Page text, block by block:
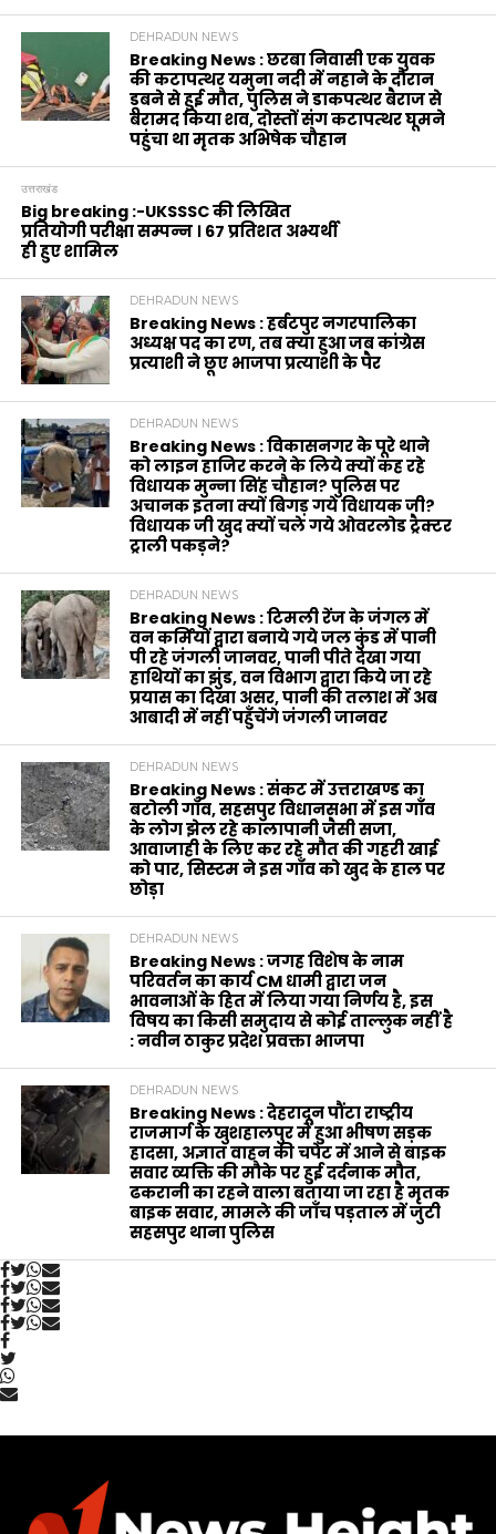
DEHRADUN NEWS
Breaking News : छरबा निवासी एक युवक
की कटापत्थर यमुना नदी में नहाने के दौरान
डूबने से हुई मौत, पुलिस ने डाकपत्थर बैराज से
बरामद किया शव, दोस्तों संग कटापत्थर घूमने
पहुंचा था मृतक अभिषेक चौहान
उत्तराखंड
Big breaking :-UKSSSC की लिखित
प्रतियोगी परीक्षा सम्पन्न । 67 प्रतिशत अभ्यर्थी
ही हुए शामिल
DEHRADUN NEWS
Breaking News : हर्बटपुर नगरपालिका
अध्यक्ष पद का रण, तब क्या हुआ जब कांग्रेस
प्रत्याशी ने छूए भाजपा प्रत्याशी के पैर
DEHRADUN NEWS
Breaking News : विकासनगर के पूरे थाने
को लाइन हाजिर करने के लिये क्यों कह रहे
विधायक मुन्ना सिंह चौहान? पुलिस पर
अचानक इतना क्यों बिगड़ गये विधायक जी?
विधायक जी खुद क्यों चले गये ओवरलोड ट्रैक्टर
ट्राली पकड़ने?
DEHRADUN NEWS
Breaking News : टिमली रेंज के जंगल में
वन कर्मियों द्वारा बनाये गये जल कुंड में पानी
पी रहे जंगली जानवर, पानी पीते देखा गया
हाथियों का झुंड, वन विभाग द्वारा किये जा रहे
प्रयास का दिखा असर, पानी की तलाश में अब
आबादी में नहीं पहुँचेंगे जंगली जानवर
DEHRADUN NEWS
Breaking News : संकट में उत्तराखण्ड का
बटोली गाँव, सहसपुर विधानसभा में इस गाँव
के लोग झेल रहे कालापानी जैसी सजा,
आवाजाही के लिए कर रहे मौत की गहरी खाई
को पार, सिस्टम ने इस गाँव को खुद के हाल पर
छोड़ा
DEHRADUN NEWS
Breaking News : जगह विशेष के नाम
परिवर्तन का कार्य CM धामी द्वारा जन
भावनाओं के हित में लिया गया निर्णय है, इस
विषय का किसी समुदाय से कोई ताल्लुक नहीं है
: नवीन ठाकुर प्रदेश प्रवक्ता भाजपा
DEHRADUN NEWS
Breaking News : देहरादून पौंटा राष्ट्रीय
राजमार्ग के खुशहालपुर में हुआ भीषण सड़क
हादसा, अज्ञात वाहन की चपेट में आने से बाइक
सवार व्यक्ति की मौके पर हुई दर्दनाक मौत,
ढकरानी का रहने वाला बताया जा रहा है मृतक
बाइक सवार, मामले की जाँच पड़ताल में जुटी
सहसपुर थाना पुलिस